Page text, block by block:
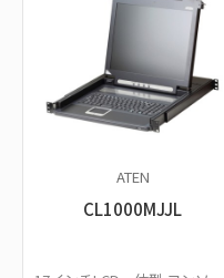
ATEN
CL1000MJJL